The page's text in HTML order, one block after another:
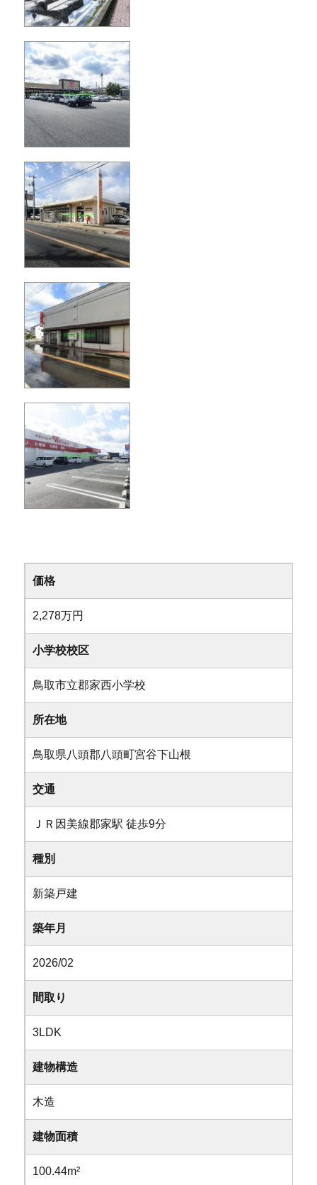
価格
2,278万円
小学校校区
鳥取市立郡家西小学校
所在地
鳥取県八頭郡八頭町宮谷下山根
交通
ＪＲ因美線郡家駅 徒歩9分
種別
新築戸建
築年月
2026/02
間取り
3LDK
建物構造
木造
建物面積
100.44m²